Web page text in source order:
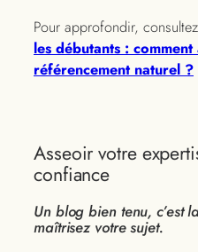
Pour approfondir,
les débutants :
référencement naturel ?
Asseoir votre
confiance
Un blog bien tenu, c’est
maîtrisez votre sujet.